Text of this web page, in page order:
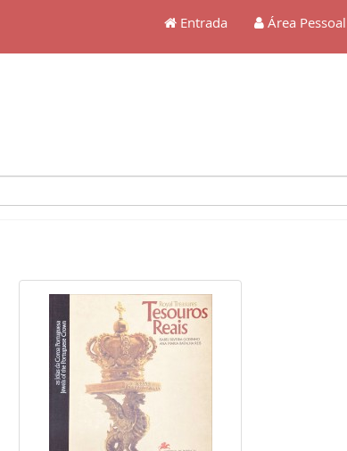
Entrada Área Pessoal